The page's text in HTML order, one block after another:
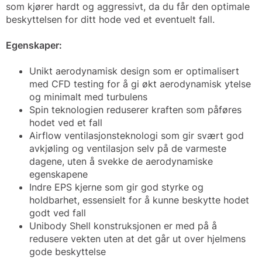
som kjører hardt og aggressivt, da du får den optimale
beskyttelsen for ditt hode ved et eventuelt fall.
Egenskaper:
Unikt aerodynamisk design som er optimalisert
med CFD testing for å gi økt aerodynamisk ytelse
og minimalt med turbulens
Spin teknologien reduserer kraften som påføres
hodet ved et fall
Airflow ventilasjonsteknologi som gir svært god
avkjøling og ventilasjon selv på de varmeste
dagene, uten å svekke de aerodynamiske
egenskapene
Indre EPS kjerne som gir god styrke og
holdbarhet, essensielt for å kunne beskytte hodet
godt ved fall
Unibody Shell konstruksjonen er med på å
redusere vekten uten at det går ut over hjelmens
gode beskyttelse